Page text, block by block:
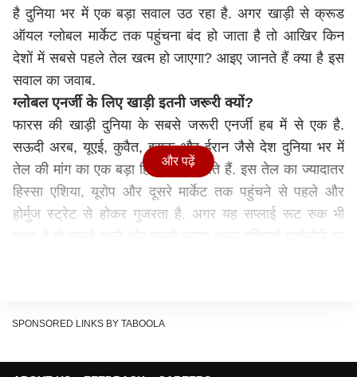
है दुनिया भर में एक बड़ा सवाल उठ रहा है. अगर खाड़ी से क्रूड
ऑयल ग्लोबल मार्केट तक पहुंचना बंद हो जाता है तो आखिर किन
देशों में सबसे पहले तेल खत्म हो जाएगा? आइए जानते हैं क्या है इस
सवाल का जवाब.
ग्लोबल एनर्जी के लिए खाड़ी इतनी जरूरी क्यों?
फारस की खाड़ी दुनिया के सबसे जरूरी एनर्जी हब में से एक है.
सऊदी अरब, यूएई, कुवैत, इराक और ईरान जैसे देश दुनिया भर में
तेल की मांग का एक बड़ा हिस्सा पूरा करते हैं. इस तेल का ज्यादातर
हिस्सा एशिया, यूरोप और दूसरे मार्केट तक पहुंचने से पहले और
होर्मुज स्ट्रेट से होकर गुजरता है. अगर यह सप्लाई रूट रुक भी
कई एशियाई देश इंपोर्टेड तेल पर काफी ज्यादा निर्भर हैं. साथ ही
और पढ़ें
SPONSORED LINKS BY TABOOLA